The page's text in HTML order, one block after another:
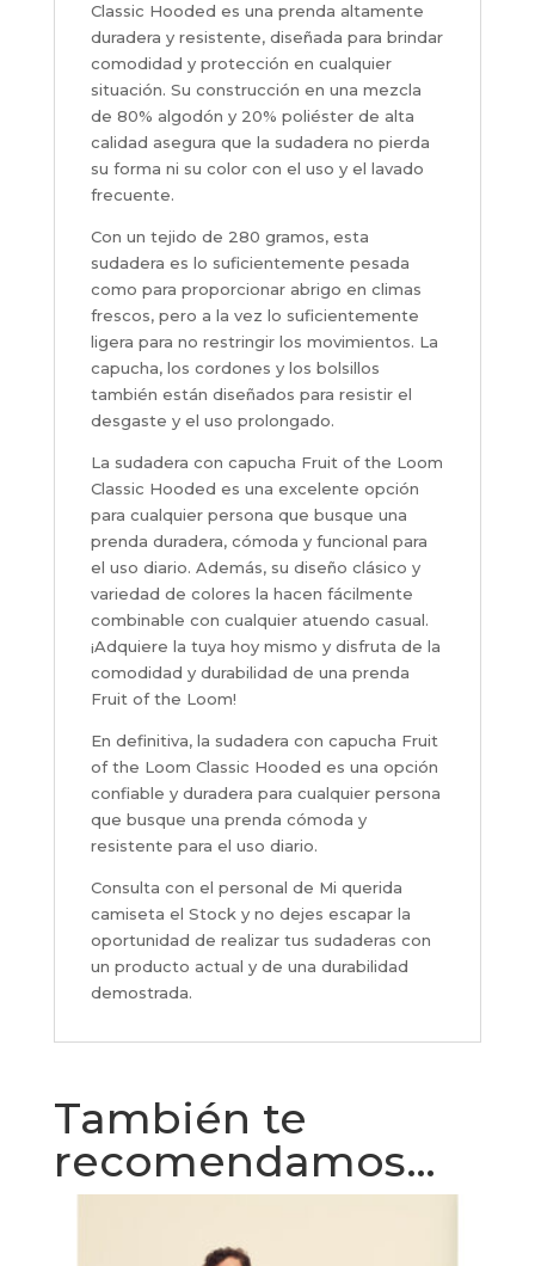
Classic Hooded es una prenda altamente
duradera y resistente, diseñada para brindar
comodidad y protección en cualquier
situación. Su construcción en una mezcla
de 80% algodón y 20% poliéster de alta
calidad asegura que la sudadera no pierda
su forma ni su color con el uso y el lavado
frecuente.
Con un tejido de 280 gramos, esta
sudadera es lo suficientemente pesada
como para proporcionar abrigo en climas
frescos, pero a la vez lo suficientemente
ligera para no restringir los movimientos. La
capucha, los cordones y los bolsillos
también están diseñados para resistir el
desgaste y el uso prolongado.
La sudadera con capucha Fruit of the Loom
Classic Hooded es una excelente opción
para cualquier persona que busque una
prenda duradera, cómoda y funcional para
el uso diario. Además, su diseño clásico y
variedad de colores la hacen fácilmente
combinable con cualquier atuendo casual.
¡Adquiere la tuya hoy mismo y disfruta de la
comodidad y durabilidad de una prenda
Fruit of the Loom!
En definitiva, la sudadera con capucha Fruit
of the Loom Classic Hooded es una opción
confiable y duradera para cualquier persona
que busque una prenda cómoda y
resistente para el uso diario.
Consulta con el personal de Mi querida
camiseta el Stock y no dejes escapar la
oportunidad de realizar tus sudaderas con
un producto actual y de una durabilidad
demostrada.
También te
recomendamos…